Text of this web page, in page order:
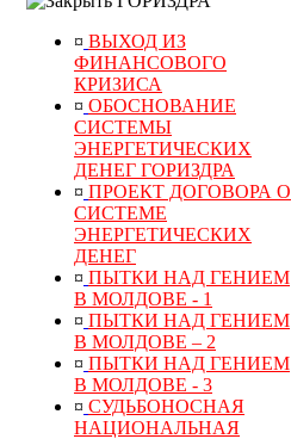
¤ ВЫХОД ИЗ
ФИНАНСОВОГО
КРИЗИСА
¤ ОБОСНОВАНИЕ
СИСТЕМЫ
ЭНЕРГЕТИЧЕСКИХ
ДЕНЕГ ГОРИЗДРА
¤ ПРОЕКТ ДОГОВОРА О
СИСТЕМЕ
ЭНЕРГЕТИЧЕСКИХ
ДЕНЕГ
¤ ПЫТКИ НАД ГЕНИЕМ
В МОЛДОВЕ - 1
¤ ПЫТКИ НАД ГЕНИЕМ
В МОЛДОВЕ – 2
¤ ПЫТКИ НАД ГЕНИЕМ
В МОЛДОВЕ - 3
¤ СУДЬБОНОСНАЯ
НАЦИОНАЛЬНАЯ